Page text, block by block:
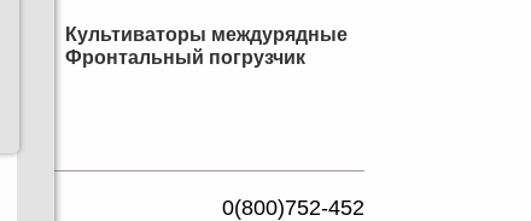
Культиваторы междурядные
Фронтальный погрузчик
0(800)752-452